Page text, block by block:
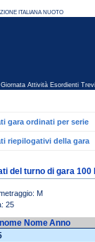
Attività Esordienti
gara ordinati per serie
riepilogativi della gara
del turno di gara
M
25
NomeAnno